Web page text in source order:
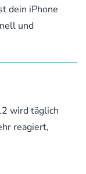
dein iPhone
und
wird täglich
reagiert,